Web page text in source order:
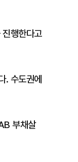
행한다고
. 수도권에
부채살